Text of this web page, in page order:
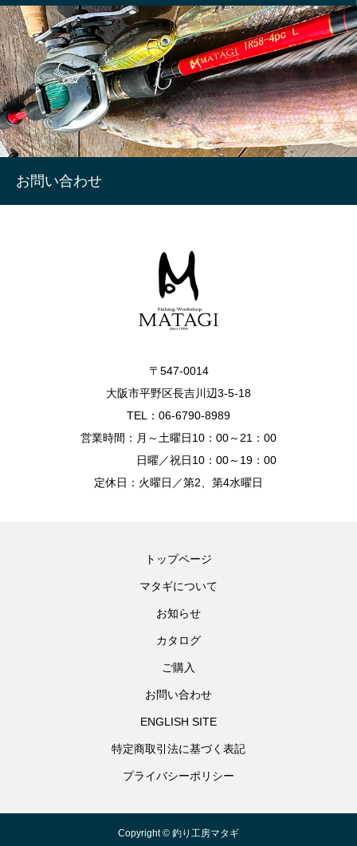
お問い合わせ
〒547-0014
大阪市平野区長吉川辺3-5-18
TEL：06-6790-8989
営業時間：月～土曜日10：00～21：00
日曜／祝日10：00～19：00
定休日：火曜日／第2、第4水曜日
トップページ
マタギについて
お知らせ
カタログ
ご購入
お問い合わせ
ENGLISH SITE
特定商取引法に基づく表記
プライバシーポリシー
Copyright © 釣り工房マタギ